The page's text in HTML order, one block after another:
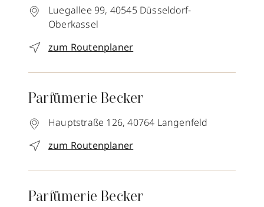
Luegallee 99, 40545 Düsseldorf-
Oberkassel
zum Routenplaner
Parfümerie Becker
Hauptstraße 126, 40764 Langenfeld
zum Routenplaner
Parfümerie Becker